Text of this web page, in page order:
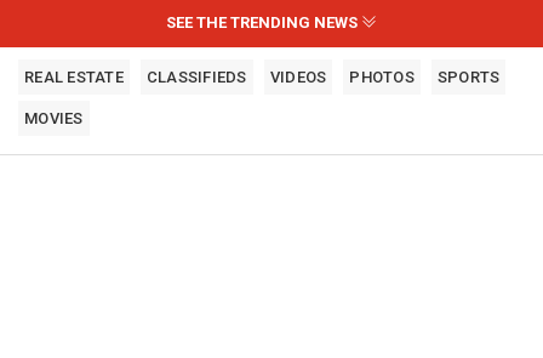
SEE THE TRENDING NEWS
REAL ESTATE CLASSIFIEDS VIDEOS PHOTOS SPORTS
MOVIES